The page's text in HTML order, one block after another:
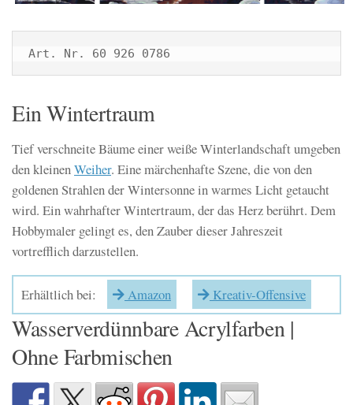
Art. Nr. 60 926 0786
Ein Wintertraum
Tief verschneite Bäume einer weiße Winterlandschaft umgeben
den kleinenWeiher. Eine märchenhafte Szene, die von den
goldenen Strahlen der Wintersonne in warmes Licht getaucht
wird. Ein wahrhafter Wintertraum, der das Herz berührt. Dem
Hobbymaler gelingt es, den Zauber dieser Jahreszeit
vortrefflich darzustellen.
Erhältlich bei: Amazon Kreativ-Offensive
Wasserverdünnbare Acrylfarben |
Ohne Farbmischen